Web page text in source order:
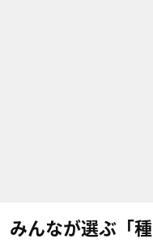
みんなが選ぶ「